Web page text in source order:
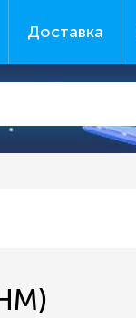
Доставка